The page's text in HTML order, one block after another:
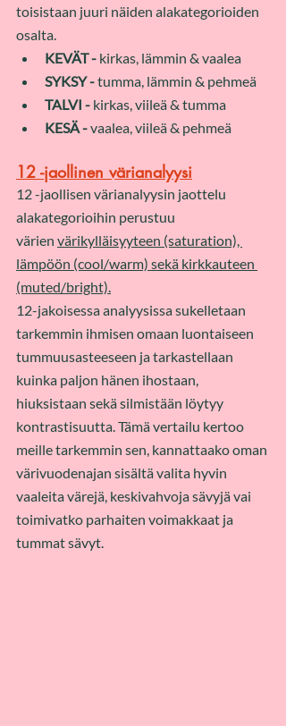
toisistaan juuri näiden alakategorioiden
osalta.
KEVÄT - kirkas, lämmin & vaalea
SYKSY - tumma, lämmin & pehmeä
TALVI - kirkas, viileä & tumma
KESÄ - vaalea, viileä & pehmeä
12 -jaollinen värianalyysi
12 -jaollisen värianalyysin jaottelu
alakategorioihin perustuu
värien värikylläisyyteen (saturation),
lämpöön (cool/warm) sekä kirkkauteen
(muted/bright).
12-jakoisessa analyysissa sukelletaan
tarkemmin ihmisen omaan luontaiseen
tummuusasteeseen ja tarkastellaan
kuinka paljon hänen ihostaan,
hiuksistaan sekä silmistään löytyy
kontrastisuutta. Tämä vertailu kertoo
meille tarkemmin sen, kannattaako oman
värivuodenajan sisältä valita hyvin
vaaleita värejä, keskivahvoja sävyjä vai
toimivatko parhaiten voimakkaat ja
tummat sävyt.